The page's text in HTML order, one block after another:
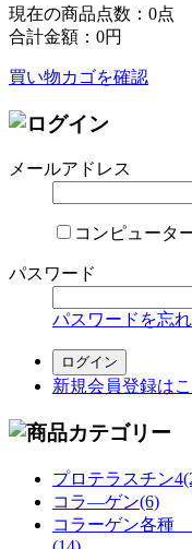
現在の商品点数： 0点
合計金額： 0円
買い物カゴを確認
メールアドレス
コンピュータ
パスワード
パスワードを忘
新規会員登録は
プロテラスチン
コラ―ゲン(6)
コラーゲン各種